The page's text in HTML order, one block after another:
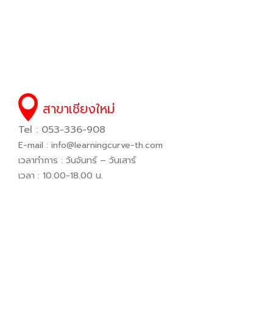
สาขาเชียงใหม่
Tel : 053-336-908
E-mail : info@learningcurve-th.com
เวลาทำการ : วันจันทร์ – วันเสาร์
เวลา : 10.00-18.00 น.